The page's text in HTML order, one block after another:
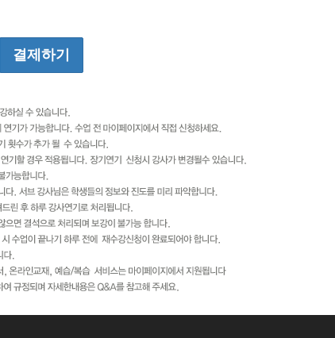
콘텐츠 제공 , 물품배송 또는 청구지 등 발송
정 이용방지와 비인가 사용 방지, 가입 의사 확인, 연령확인, 만14세 미
개인정보를 수집하고 있습니다.
택 주소, 휴대전화번호, 이메일, 법정대리인정보, 신용카드 정보, 은행
품행사 응모, 배송요청, 제휴사로부터의 제공, 생성정보 수집 툴을 통한
정보를 지체 없이 파기합니다. 단, 관계법령의 규정에 의하여 보존할 필